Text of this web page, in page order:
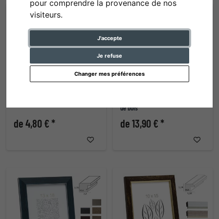
pour comprendre la provenance de nos
visiteurs.
J'accepte
Je refuse
Changer mes préférences
de 4,80 € *
de bois
de 13,90 € *